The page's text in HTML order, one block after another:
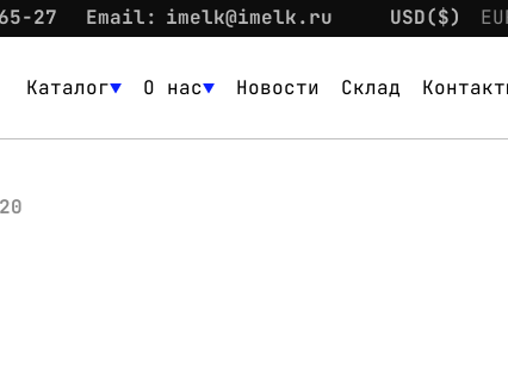
27 Email: imelk@imelk.ru USD($)
Каталог О нас Новости Склад